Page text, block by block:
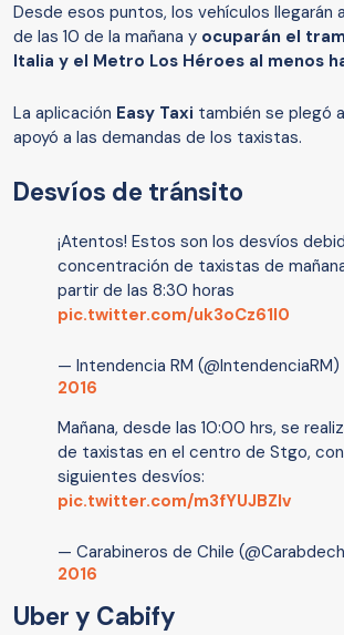
Desde esos puntos, los vehículos llegarán
de las 10 de la mañana y ocuparán el
Italia y el Metro Los Héroes al menos
La aplicación Easy Taxi también se plegó
apoyó a las demandas de los taxistas.
Desvíos de tránsito
¡Atentos! Estos son los desvíos
concentración de taxistas de
partir de las 8:30 horas
pic.twitter.com/uk3oCz61l0
— Intendencia RM (@IntendenciaRM)
2016
Mañana, desde las 10:00 hrs, se
de taxistas en el centro de Stgo,
siguientes desvíos:
pic.twitter.com/m3fYUJBZlv
— Carabineros de Chile
2016
Uber y Cabify